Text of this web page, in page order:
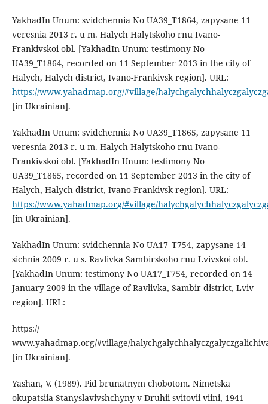
YakhadIn Unum: svidchennia No UA39_T1864, zapysane 11
veresnia 2013 r. u m. Halych Halytskoho rnu Ivano-
Frankivskoi obl. [YakhadIn Unum: testimony No
UA39_T1864, recorded on 11 September 2013 in the city of
Halych, Halych district, Ivano-Frankivsk region]. URL:
https://www.yahadmap.org/#village/
[in Ukrainian].
YakhadIn Unum: svidchennia No UA39_T1865, zapysane 11
veresnia 2013 r. u m. Halych Halytskoho rnu Ivano-
Frankivskoi obl. [YakhadIn Unum: testimony No
UA39_T1865, recorded on 11 September 2013 in the city of
Halych, Halych district, Ivano-Frankivsk region]. URL:
https://www.yahadmap.org/#village/
[in Ukrainian].
YakhadIn Unum: svidchennia No UA17_T754, zapysane 14
sichnia 2009 r. u s. Ravlivka Sambirskoho rnu Lvivskoi obl.
[YakhadIn Unum: testimony No UA17_T754, recorded on 14
January 2009 in the village of Ravlivka, Sambir district, Lviv
region]. URL:
https://
www.yahadmap.org/#village/
[in Ukrainian].
Yashan, V. (1989). Pid brunatnym chobotom. Nimetska
okupatsiia Stanyslavivshchyny v Druhii svitovii viini, 1941–